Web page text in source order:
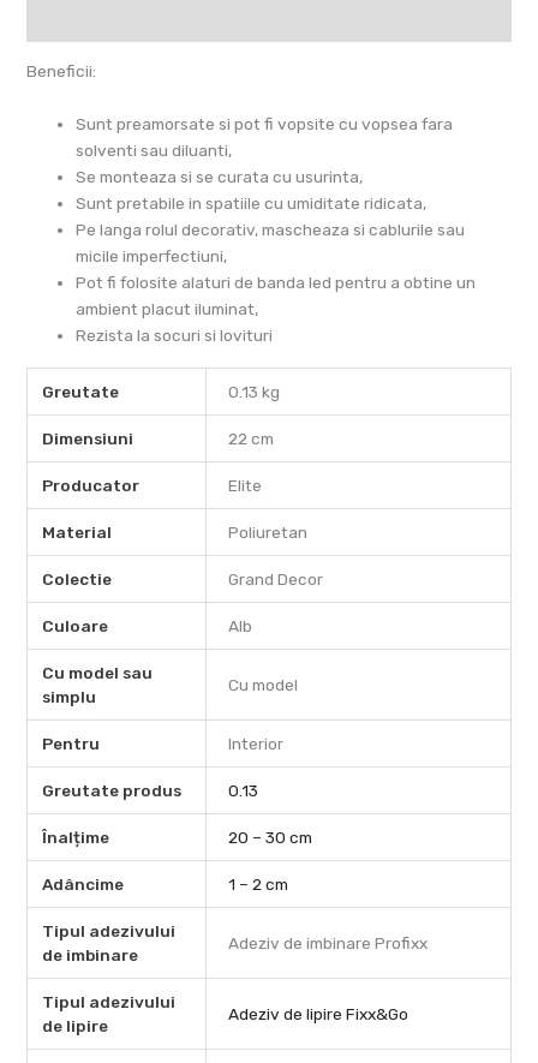
Beneficii:
Sunt preamorsate si pot fi vopsite cu vopsea fara
solventi sau diluanti,
Se monteaza si se curata cu usurinta,
Sunt pretabile in spatiile cu umiditate ridicata,
Pe langa rolul decorativ, mascheaza si cablurile sau
micile imperfectiuni,
Pot fi folosite alaturi de banda led pentru a obtine un
ambient placut iluminat,
Rezista la socuri si lovituri
Greutate 0.13 kg
Dimensiuni 22 cm
Producator Elite
Material Poliuretan
Colectie Grand Decor
Culoare Alb
Cu model sau
simplu
Cu model
Pentru Interior
Greutate produs 0.13
Înalțime 20 – 30 cm
Adâncime 1 – 2 cm
Tipul adezivului
de imbinare
Adeziv de imbinare Profixx
Tipul adezivului
de lipire
Adeziv de lipire Fixx&Go